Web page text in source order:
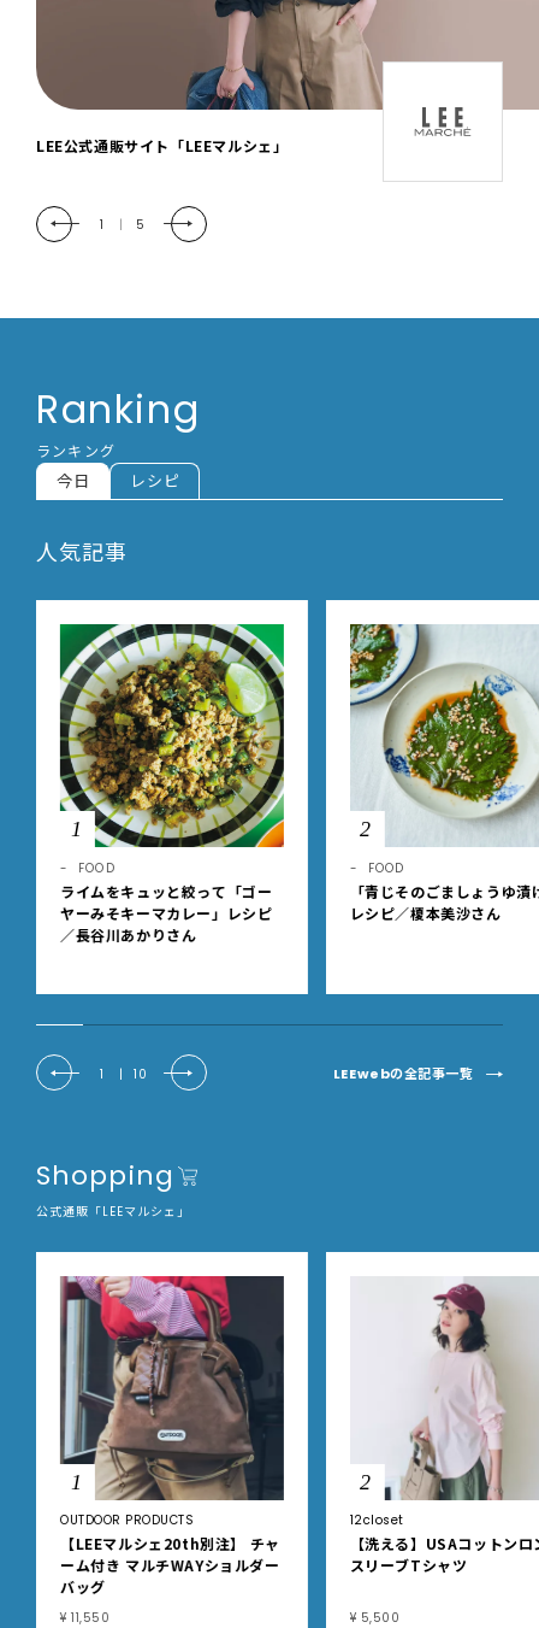
「LEE DAYS」本物志向にときめく。大人カ
2 | 5
Ranking
ランキング
今日 レシピ
人気記事
1
FOOD
ライムをキュッと絞って「ゴー
ヤーみそキーマカレー」レシピ
／長谷川あかりさん
2
FOOD
「青じそのごましょうゆ漬
レシピ／榎本美沙さん
1 | 10 LEEwebの全記事一覧
Shopping
公式通販「LEEマルシェ」
1
OUTDOOR PRODUCTS
【LEEマルシェ20th別注】 チャ
ーム付き マルチWAYショルダー
バッグ
¥ 11,550
2
12closet
【洗える】USAコットンロ
スリーブTシャツ
¥ 5,500